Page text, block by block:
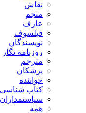
نقاش
منجم
عارف
فیلسوف
نویسندگان
روزنامه نگار
مترجم
پزشکان
خواننده
کتاب شناسی
سیاستمداران
همه